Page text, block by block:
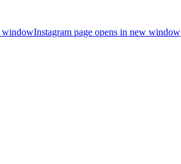
windowInstagram page opens in new window